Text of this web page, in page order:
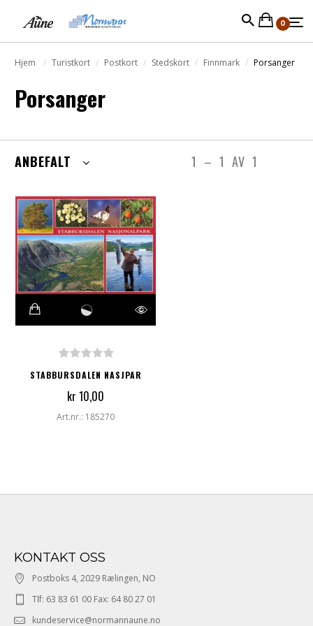
0
Hjem Turistkort Postkort Stedskort Finnmark Porsanger
Porsanger
1 – 1 AV 1
ANBEFALT
STABBURSDALEN NASJPAR
kr 10,00
Art.nr.: 185270
KONTAKT OSS
Postboks 4, 2029 Rælingen, NO
Tlf: 63 83 61 00 Fax: 64 80 27 01
kundeservice@normannaune.no